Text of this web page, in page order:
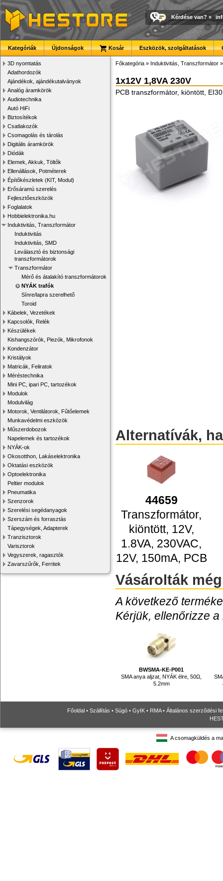
Kérdése van? »
Kategóriák Újdonságok Kosár Eszközök, szolgáltatások
3D nyomtatás
Adathordozók
Ajándékok, ajándékutalványok
Analóg áramkörök
Audiotechnika
Autó HiFi
Biztosítékok
Csatlakozók
Csomagolás és tárolás
Digitális áramkörök
Diódák
Elemek, Akkuk, Töltők
Ellenállások, Potméterek
Építőkészletek (KIT, Modul)
Erősáramú szerelés
Fejlesztőeszközök
Foglalatok
Hobbielektronika.hu
Induktivitás, Transzformátor
Induktivitás
Induktivitás, SMD
Leválasztó és biztonsági
transzformátorok
Transzformátor
Mérő és átalakító transzformátorok
NYÁK trafók
Sínre/lapra szerelhető
Toroid
Kábelek, Vezetékek
Kapcsolók, Relék
Készülékek
Kishangszórók, Piezók, Mikrofonok
Kondenzátor
Kristályok
Matricák, Feliratok
Méréstechnika
Mini PC, ipari PC, tartozékok
Modulok
Modulvilág
Motorok, Ventilátorok, Fűtőelemek
Munkavédelmi eszközök
Műszerdobozok
Napelemek és tartozékok
NYÁK-ok
Okosotthon, Lakáselektronika
Oktatási eszközök
Optoelektronika
Peltier modulok
Pneumatika
Szenzorok
Szerelési segédanyagok
Szerszám és forrasztás
Tápegységek, Adapterek
Tranzisztorok
Varisztorok
Vegyszerek, ragasztók
Zavarszűrők, Ferritek
Főkategória » Induktivitás, Transzformátor
1x12V 1,8VA 230V
PCB transzformátor, kiöntött,
Alternatívák,
44659
Transzformátor,
kiöntött, 12V,
1.8VA, 230VAC,
12V, 150mA, PCB
Vásárolták még
A következő
Kérjük, ellenőrizze
BWSMA-KE-P001
SMA anya aljzat, NYÁK élre, 50Ω,
5.2mm
Főoldal • Szállítás • Súgó • GyIK • RMA• Általános szerződési
A csomagküldés a